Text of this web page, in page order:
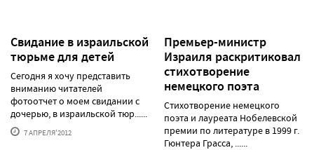
Свидание в израильской
тюрьме для детей
Сегодня я хочу представить
вниманию читателей
фотоотчет о моем свидании с
дочерью, в израильской тюр......
7 АПРЕЛЯ'2012
Премьер-министр
Израиля раскритиковал
стихотворение
немецкого поэта
Стихотворение немецкого
поэта и лауреата Нобелевской
премии по литературе в 1999 г.
Гюнтера Грасса, ......